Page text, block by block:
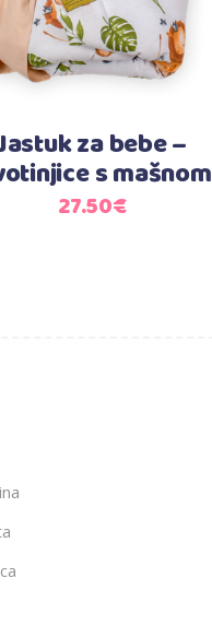
za bebe –
s mašnom
27.50€